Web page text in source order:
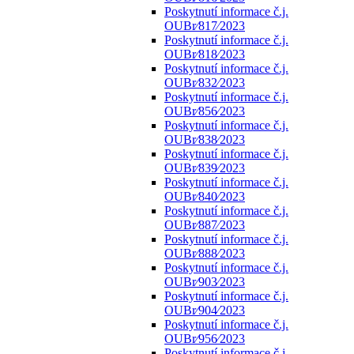
Poskytnutí informace č.j.
OUBr⁄817⁄2023
Poskytnutí informace č.j.
OUBr⁄818⁄2023
Poskytnutí informace č.j.
OUBr⁄832⁄2023
Poskytnutí informace č.j.
OUBr⁄856⁄2023
Poskytnutí informace č.j.
OUBr⁄838⁄2023
Poskytnutí informace č.j.
OUBr⁄839⁄2023
Poskytnutí informace č.j.
OUBr⁄840⁄2023
Poskytnutí informace č.j.
OUBr⁄887⁄2023
Poskytnutí informace č.j.
OUBr⁄888⁄2023
Poskytnutí informace č.j.
OUBr⁄903⁄2023
Poskytnutí informace č.j.
OUBr⁄904⁄2023
Poskytnutí informace č.j.
OUBr⁄956⁄2023